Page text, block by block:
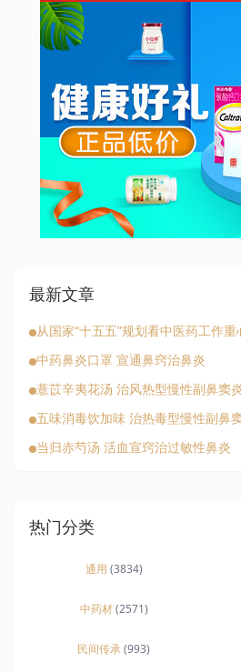
最新文章
从国家“十五五”规划看中医药工作重
中药鼻炎口罩 宣通鼻窍治鼻炎
薏苡辛夷花汤 治风热型慢性副鼻窦
五味消毒饮加味 治热毒型慢性副鼻
当归赤芍汤 活血宣窍治过敏性鼻炎
热门分类
通用 (3834)
中药材(2571)
民间传承(993)